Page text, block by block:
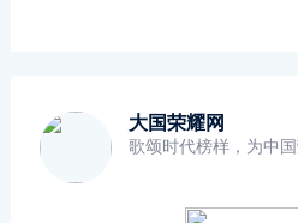
大国荣耀网
歌颂时代榜样，为中